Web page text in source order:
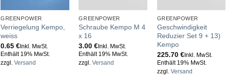
GREENPOWER
Verriegelung Kempo,
weiss
0.65€ Inkl. MwSt.
Enthält 19% MwSt.
zzgl.Versand
GREENPOWER
Schraube Kempo M 4
x 16
3.00€ Inkl. MwSt.
Enthält 19% MwSt.
zzgl.Versand
GREENPOWER
Geschwindigkeit
Reduzier Set 9 + 13)
Kempo
225.70 €Inkl. MwSt.
Enthält 19% MwSt.
zzgl. Versand